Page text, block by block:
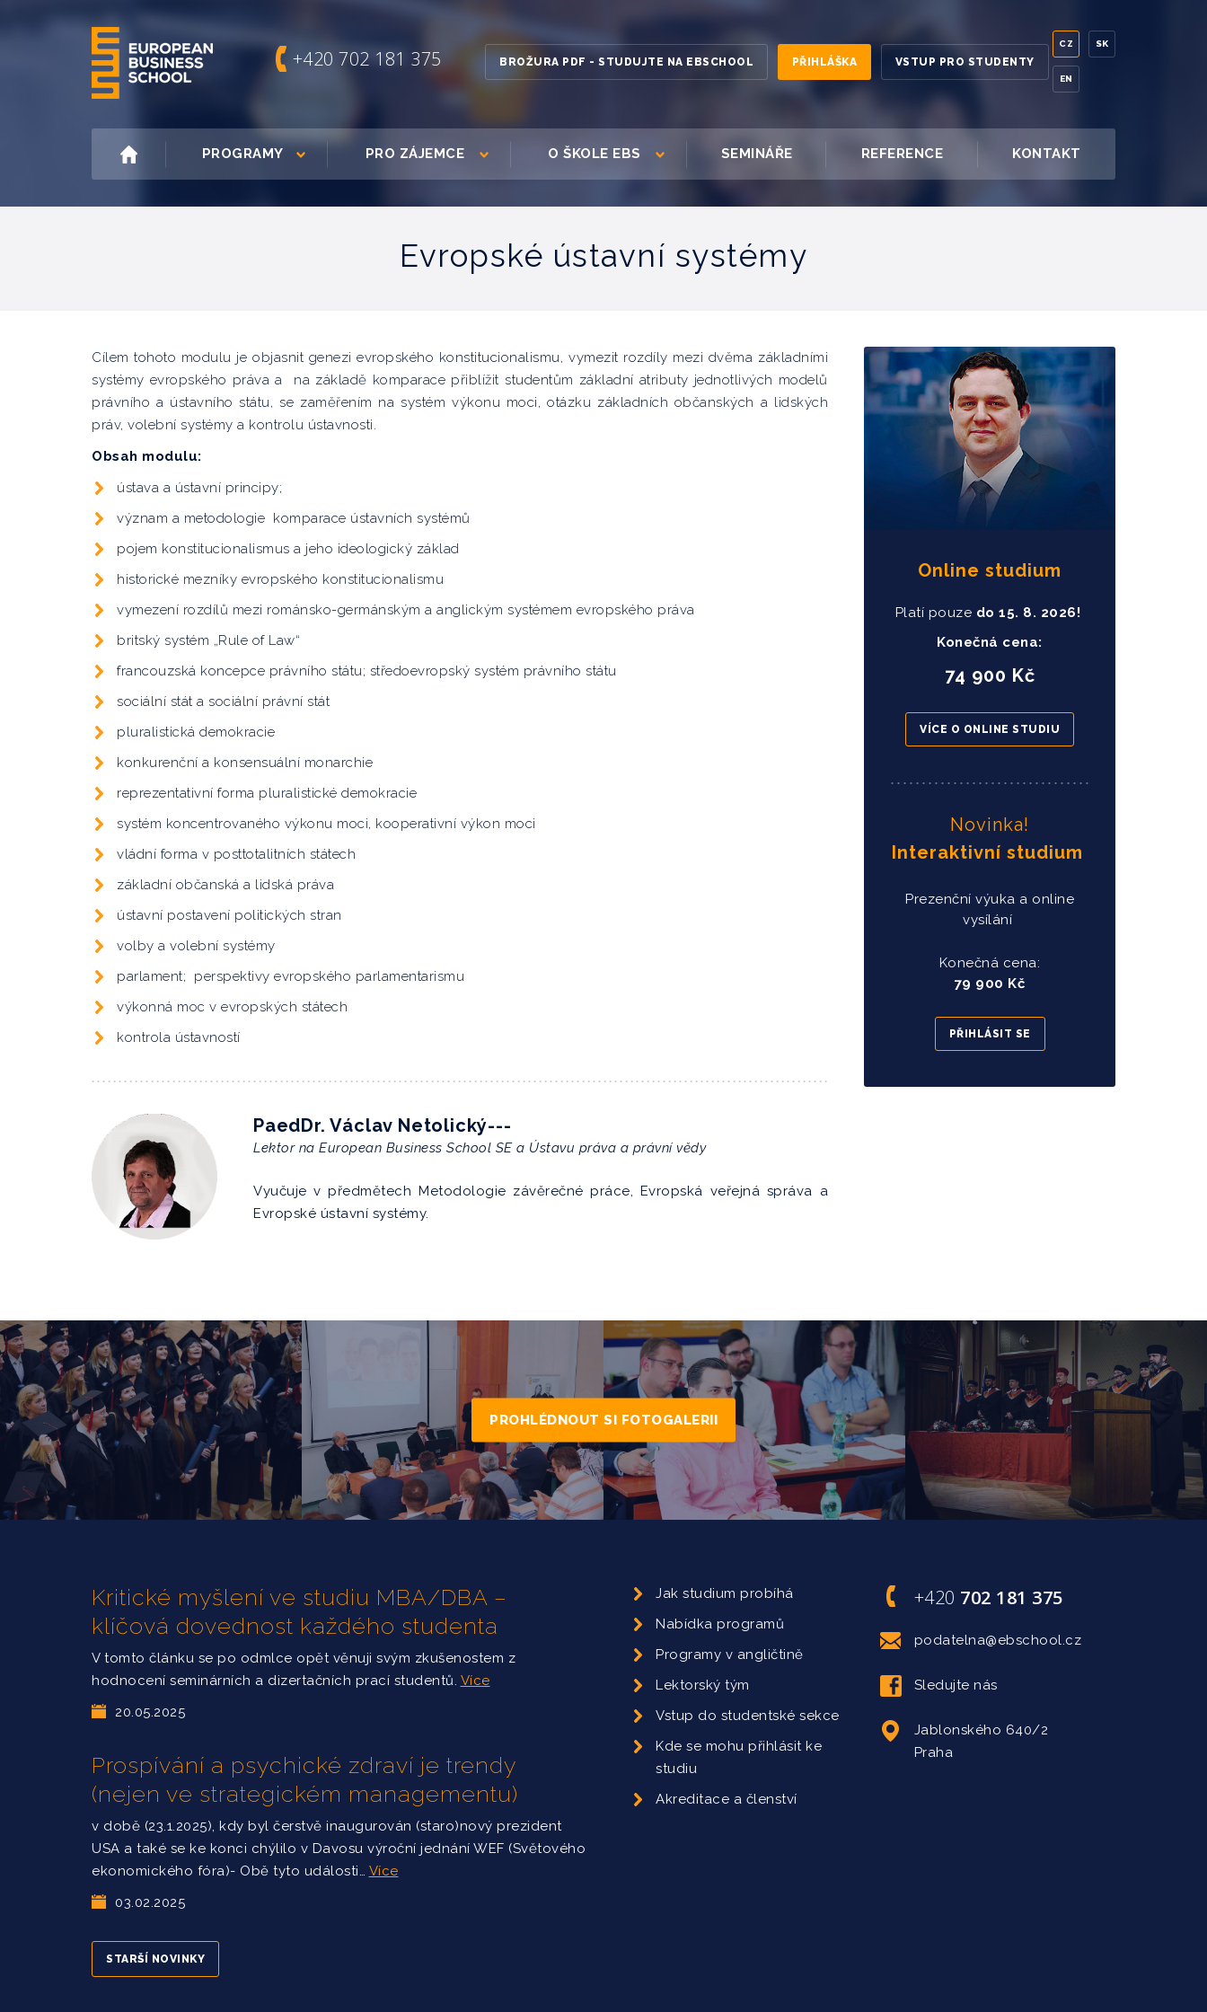
+420 702 181 375 BROŽURA PDF - STUDUJTE NA EBSCHOOL PŘIHLÁŠKA VSTUP PRO STUDENTY
CZ
EN
SK
PROGRAMY PRO ZÁJEMCE O ŠKOLE EBS SEMINÁŘE REFERENCE KONTAKT
Evropské ústavní systémy
Cílem tohoto modulu je objasnit genezi evropského konstitucionalismu, vymezit rozdíly mezi dvěma základními
systémy evropského práva a na základě komparace přiblížit studentům základní atributy jednotlivých modelů
právního a ústavního státu, se zaměřením na systém výkonu moci, otázku základních občanských a lidských
práv, volební systémy a kontrolu ústavnosti.
Obsah modulu:
ústava a ústavní principy;
význam a metodologie komparace ústavních systémů
pojem konstitucionalismus a jeho ideologický základ
historické mezníky evropského konstitucionalismu
vymezení rozdílů mezi románsko-germánským a anglickým systémem evropského práva
britský systém „Rule of Law“
francouzská koncepce právního státu; středoevropský systém právního státu
sociální stát a sociální právní stát
pluralistická demokracie
konkurenční a konsensuální monarchie
reprezentativní forma pluralistické demokracie
systém koncentrovaného výkonu moci, kooperativní výkon moci
vládní forma v posttotalitních státech
základní občanská a lidská práva
ústavní postavení politických stran
volby a volební systémy
parlament; perspektivy evropského parlamentarismu
výkonná moc v evropských státech
kontrola ústavností
PaedDr. Václav Netolický---
Lektor na European Business School SE a Ústavu práva a právní vědy
Vyučuje v předmětech Metodologie závěrečné práce, Evropská veřejná správa a
Evropské ústavní systémy.
Online studium
Platí pouze do 15. 8. 2026!
Konečná cena:
74 900 Kč
VÍCE O ONLINE STUDIU
Novinka!
Interaktivní studium
Prezenční výuka a online
vysílání
Konečná cena:
79 900 Kč
PŘIHLÁSIT SE
PROHLÉDNOUT SI FOTOGALERII
Kritické myšlení ve studiu MBA/DBA –
klíčová dovednost každého studenta
V tomto článku se po odmlce opět věnuji svým zkušenostem z
hodnocení seminárních a dizertačních prací studentů. Více
20.05.2025
Prospívání a psychické zdraví je trendy
(nejen ve strategickém managementu)
v době (23.1.2025), kdy byl čerstvě inaugurován (staro)nový prezident
USA a také se ke konci chýlilo v Davosu výroční jednání WEF (Světového
ekonomického fóra)- Obě tyto události… Více
03.02.2025
STARŠÍ NOVINKY
Jak studium probíhá
Nabídka programů
Programy v angličtině
Lektorský tým
Vstup do studentské sekce
Kde se mohu přihlásit ke
studiu
Akreditace a členství
+420 702 181 375
podatelna@ebschool.cz
Sledujte nás
Jablonského 640/2
Praha